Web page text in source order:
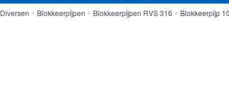
Diversen Blokkeerpijpen Blokkeerpijpen RVS 316 Blokkeerpijp